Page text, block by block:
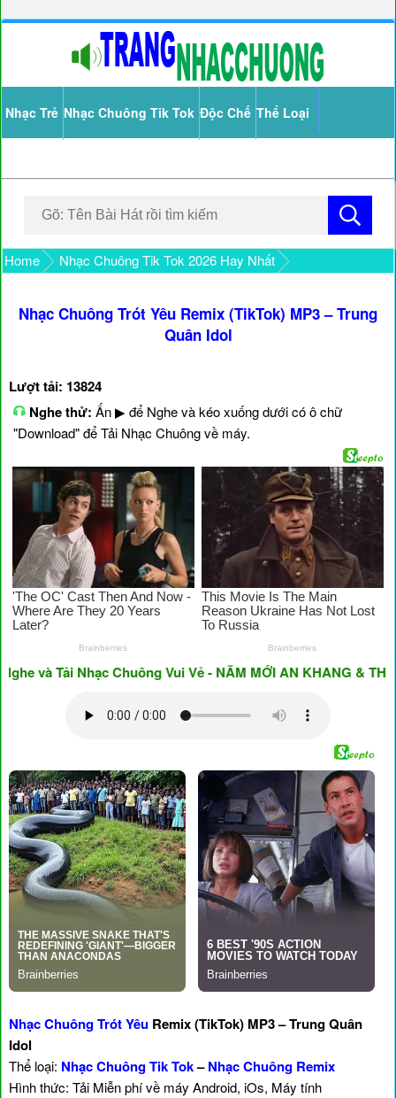
Nhạc Trẻ Nhạc Chuông Tik Tok Độc Chế Thể Loại
Home Nhạc Chuông Tik Tok 2026 Hay Nhất
Nhạc Chuông Trót Yêu Remix (TikTok) MP3 – Trung
Quân Idol
Lượt tải: 13824
Nghe thử: Ấn ▶ để Nghe và kéo xuống dưới có ô chữ
"Download" để Tải Nhạc Chuông về máy.
Tải Nhạc Chuông Vui Vẻ - NĂM MỚI AN KHANG & THỊNH
Nhạc Chuông Trót Yêu Remix (TikTok) MP3 – Trung Quân
Idol
Thể loại: Nhạc Chuông Tik Tok–Nhạc Chuông Remix
Hình thức: Tải Miễn phí về máy Android, iOs, Máy tính